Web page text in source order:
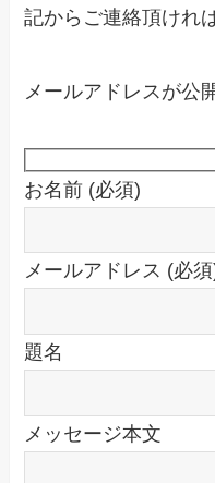
記からご連絡頂けれ
メールアドレスが公
お名前 (必須)
メールアドレス (必
題名
メッセージ本文